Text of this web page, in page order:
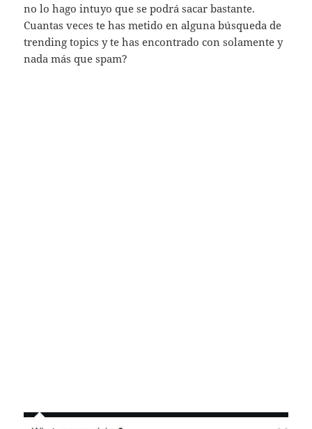
no lo hago intuyo que se podrá sacar bastante.
Cuantas veces te has metido en alguna búsqueda de
trending topics y te has encontrado con solamente y
nada más que spam?